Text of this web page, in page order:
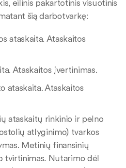
eilinis pakartotinis visuotinis
šią darbotvarkę:
ataskaita. Ataskaitos
Ataskaitos įvertinimas.
ataskaita. Ataskaitos
ataskaitų rinkinio ir pelno
atlyginimo) tvarkos
Metinių finansinių
tvirtinimas. Nutarimo dėl